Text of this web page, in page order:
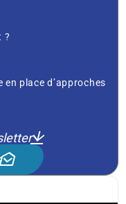
?
place d’approches